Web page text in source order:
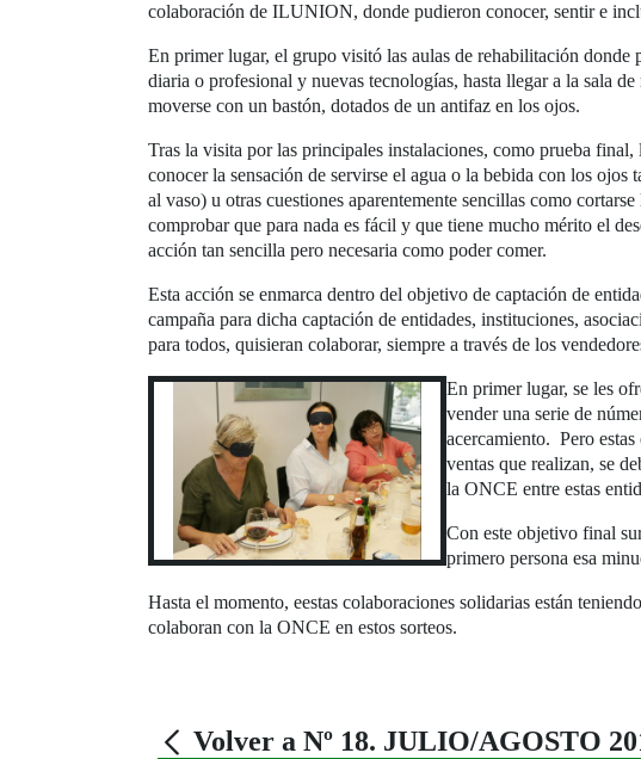
colaboración de ILUNION, donde pudieron conocer, sentir e
En primer lugar, el grupo visitó las aulas de rehabilitación
diaria o profesional y nuevas tecnologías, hasta llegar a la sala
moverse con un bastón, dotados de un antifaz en los ojos.
Tras la visita por las principales instalaciones, como prueba
conocer la sensación de servirse el agua o la bebida con los
al vaso) u otras cuestiones aparentemente sencillas como
comprobar que para nada es fácil y que tiene mucho mérito el
acción tan sencilla pero necesaria como poder comer.
Esta acción se enmarca dentro del objetivo de captación de
campaña para dicha captación de entidades, instituciones,
para todos, quisieran colaborar, siempre a través de los
En primer lugar, se les
vender una serie de
acercamiento. Pero
ventas que realizan, se
la ONCE entre estas
Con este objetivo final
primero persona esa
Hasta el momento, eestas colaboraciones solidarias están
colaboran con la ONCE en estos sorteos.
Volver a Nº 18. JULIO/AGOSTO